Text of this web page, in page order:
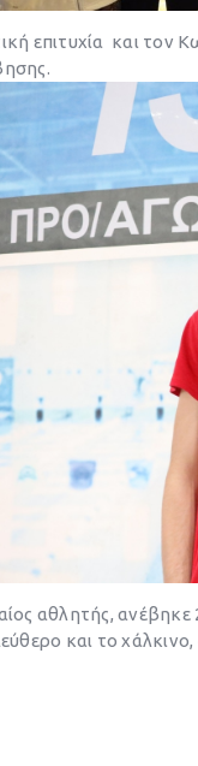
επιτυχία και τον
αθλητής,
και το